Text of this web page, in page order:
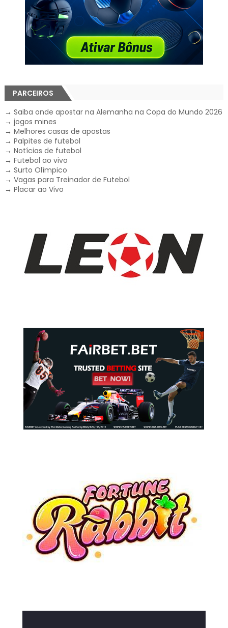
PARCEIROS
→ Saiba onde apostar na Alemanha na Copa do Mundo 2026
→ jogos mines
→ Melhores casas de apostas
→ Palpites de futebol
→ Notícias de futebol
→ Futebol ao vivo
→ Surto Olímpico
→ Vagas para Treinador de Futebol
→ Placar ao Vivo